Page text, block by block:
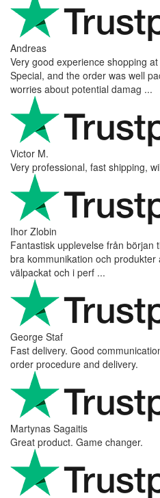
Andreas
Very good experience shopping
Special, and the order was well
worries about potential damag ...
Victor M.
Very professional, fast shipping,
Ihor Zlobin
Fantastisk upplevelse från början
bra kommunikation och produkter
välpackat och i perf ...
George Staf
Fast delivery. Good
order procedure and delivery.
Martynas Sagaitis
Great product. Game changer.